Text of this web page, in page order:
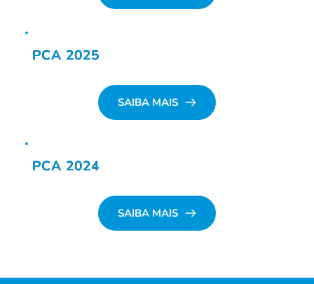
PCA 2025
SAIBA MAIS
PCA 2024
SAIBA MAIS